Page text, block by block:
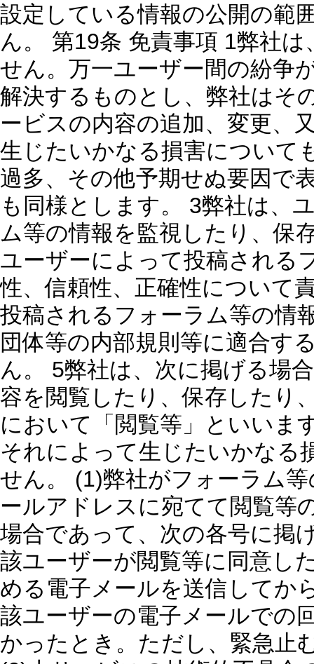
設定している情報の公開の範
ん。 第19条 免責事項 1弊社
せん。万一ユーザー間の紛争
解決するものとし、弊社はそ
ービスの内容の追加、変更、
生じたいかなる損害について
過多、その他予期せぬ要因で
も同様とします。 3弊社は、
ム等の情報を監視したり、保
ユーザーによって投稿される
性、信頼性、正確性について
投稿されるフォーラム等の情
団体等の内部規則等に適合す
ん。 5弊社は、次に掲げる場
容を閲覧したり、保存したり
において「閲覧等」といいま
それによって生じたいかなる
せん。 (1)弊社がフォーラム
ールアドレスに宛てて閲覧等
場合であって、次の各号に掲
該ユーザーが閲覧等に同意し
める電子メールを送信してか
該ユーザーの電子メールでの
かったとき。ただし、緊急止